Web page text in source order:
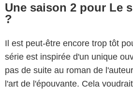
Une saison 2 pour Le
?
Il est peut-être encore trop tôt
série est inspirée d'un unique
pas de suite au roman de
l'art de l'épouvante. Cela